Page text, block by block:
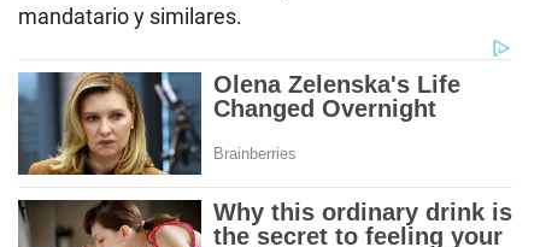
mandatario y similares.